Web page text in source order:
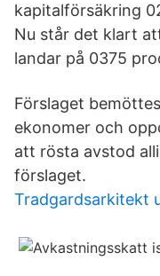
kapitalförsäkring
Nu står det klart
landar på 0375
Förslaget
ekonomer och
att rösta avstod
förslaget.
Tradgardsarkitekt